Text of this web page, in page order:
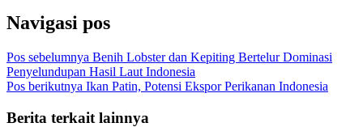
Navigasi pos
Pos sebelumnya Benih Lobster dan Kepiting Bertelur Dominasi
Penyelundupan Hasil Laut Indonesia
Pos berikutnya Ikan Patin, Potensi Ekspor Perikanan Indonesia
Berita terkait lainnya